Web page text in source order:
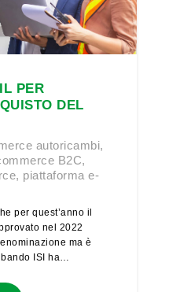
PER
DEL
autoricambi,
B2C,
, piattaforma e-
per quest’anno il
nel 2022
ma è
ISI ha…